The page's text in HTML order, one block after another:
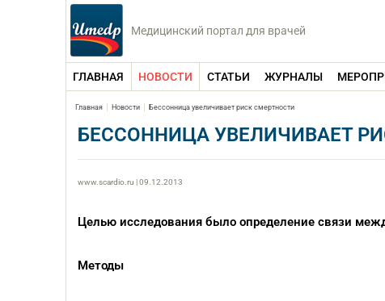
Медицинский портал для врачей
ГЛАВНАЯ НОВОСТИ СТАТЬИ ЖУРНАЛЫ
Главная Новости Бессонница увеличивает риск смертности
БЕССОННИЦА УВЕЛИЧИВАЕТ
www.scardio.ru | 09.12.2013
Целью исследования было определение связи
Методы